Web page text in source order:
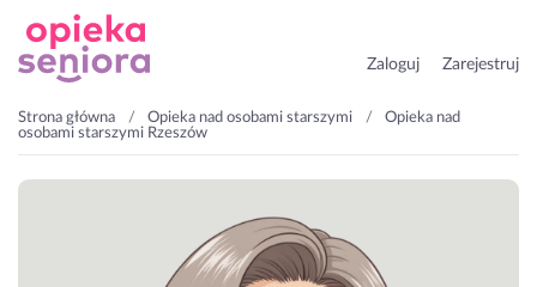
Zaloguj Zarejestruj
Strona główna Opieka nad osobami starszymi
Opieka nad
osobami starszymi Rzeszów